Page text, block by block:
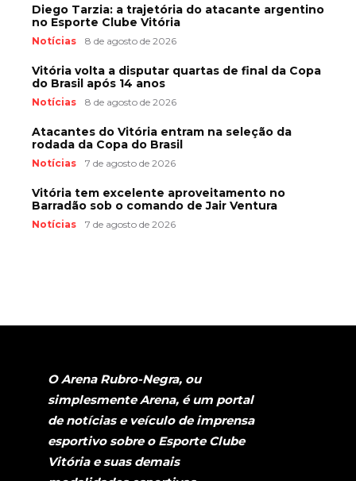
Diego Tarzia: a trajetória do atacante argentino
no Esporte Clube Vitória
Notícias 8 de agosto de 2026
Vitória volta a disputar quartas de final da Copa
do Brasil após 14 anos
Notícias 8 de agosto de 2026
Atacantes do Vitória entram na seleção da
rodada da Copa do Brasil
Notícias 7 de agosto de 2026
Vitória tem excelente aproveitamento no
Barradão sob o comando de Jair Ventura
Notícias 7 de agosto de 2026
O Arena Rubro-Negra, ou
simplesmente Arena, é um portal
de notícias e veículo de imprensa
esportivo sobre o Esporte Clube
Vitória e suas demais